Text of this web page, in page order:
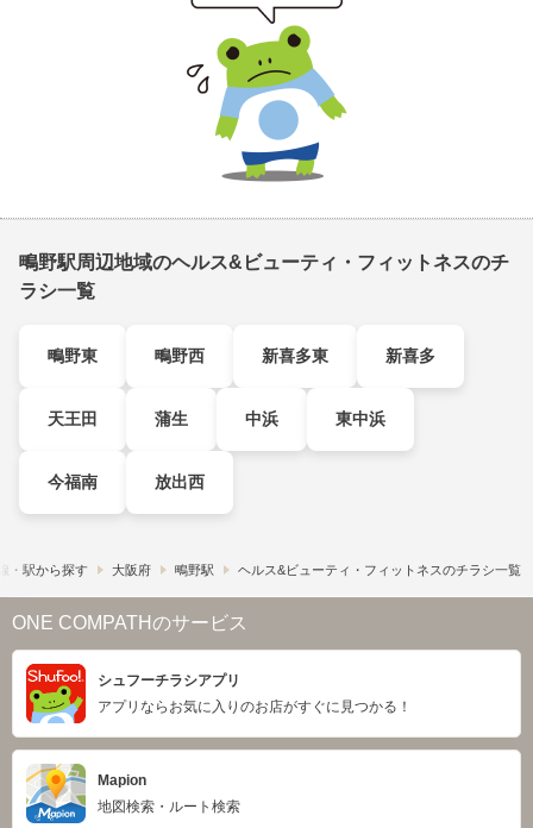
鴫野駅周辺地域のヘルス&ビューティ・フィットネスのチ
ラシ一覧
鴫野東 鴫野西 新喜多東 新喜多
天王田 蒲生 中浜 東中浜
今福南 放出西
・駅から探す 大阪府 鴫野駅 ヘルス&ビューティ・フィットネスのチラシ一覧
ONE COMPATHのサービス
シュフーチラシアプリ
アプリならお気に入りのお店がすぐに見つかる！
Mapion
地図検索・ルート検索